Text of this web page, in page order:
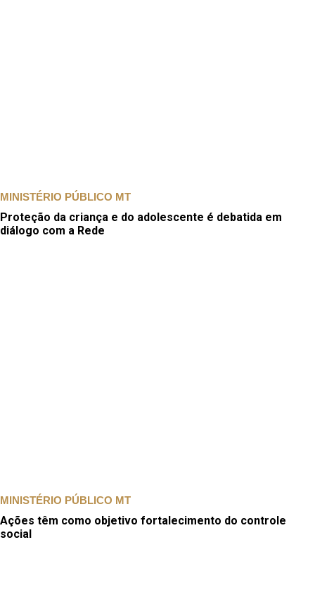
MINISTÉRIO PÚBLICO MT
Proteção da criança e do adolescente é debatida em
diálogo com a Rede
MINISTÉRIO PÚBLICO MT
Ações têm como objetivo fortalecimento do controle
social